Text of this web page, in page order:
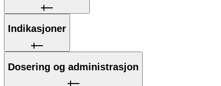
Indikasjoner
Dosering og administrasjon